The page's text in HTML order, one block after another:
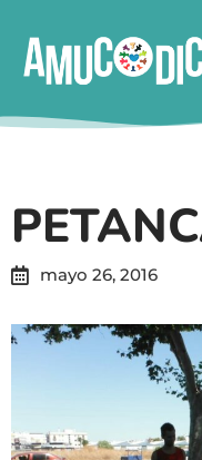
mayo 26, 2016